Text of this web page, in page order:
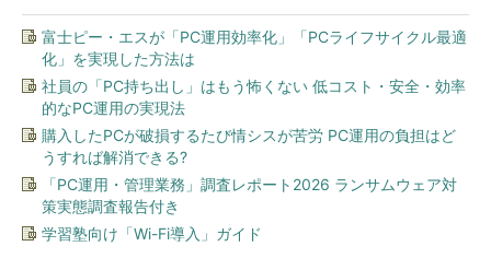
富士ピー・エスが「PC運用効率化」「PCライフサイクル最適
化」を実現した方法は
社員の「PC持ち出し」はもう怖くない 低コスト・安全・効率
的なPC運用の実現法
購入したPCが破損するたび情シスが苦労 PC運用の負担はど
うすれば解消できる?
「PC運用・管理業務」調査レポート2026 ランサムウェア対
策実態調査報告付き
学習塾向け「Wi-Fi導入」ガイド